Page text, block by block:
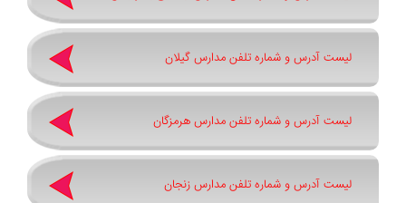
لیست آدرس و شماره تلفن مدارس گیلان
لیست آدرس و شماره تلفن مدارس هرمزگان
لیست آدرس و شماره تلفن مدارس زنجان